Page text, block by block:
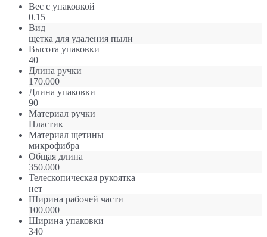
Вес с упаковкой
0.15
Вид
щетка для удаления пыли
Высота упаковки
40
Длина ручки
170.000
Длина упаковки
90
Материал ручки
Пластик
Материал щетины
микрофибра
Общая длина
350.000
Телескопическая рукоятка
нет
Ширина рабочей части
100.000
Ширина упаковки
340